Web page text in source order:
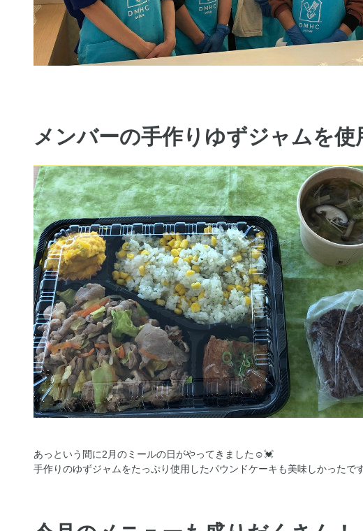
メンバーの手作りゆずジャムを使
あっという間に2月のミールの日がやってきました☺️💓
手作りのゆずジャムをたっぷり使用したパウンドケーキも美味しかったで